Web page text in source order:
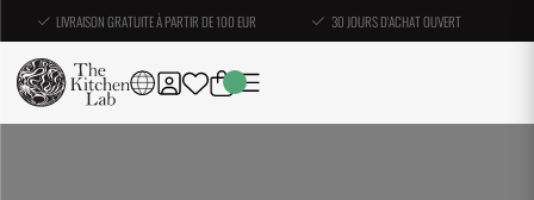
LIVRAISON GRATUITE À PARTIR DE 100 EUR 30 JOURS D'ACHAT OUVERT